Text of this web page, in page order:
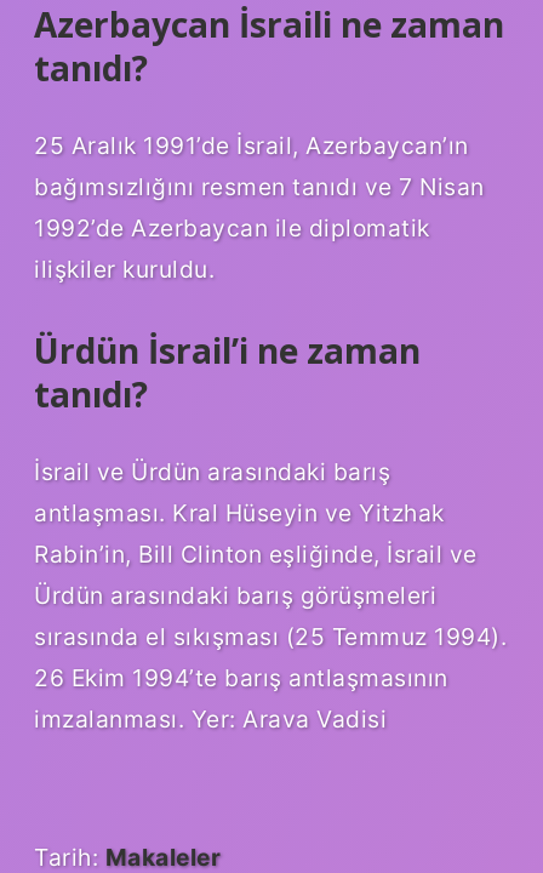
Azerbaycan İsraili ne zaman
tanıdı?
25 Aralık 1991’de İsrail, Azerbaycan’ın
bağımsızlığını resmen tanıdı ve 7 Nisan
1992’de Azerbaycan ile diplomatik
ilişkiler kuruldu.
Ürdün İsrail’i ne zaman
tanıdı?
İsrail ve Ürdün arasındaki barış
antlaşması. Kral Hüseyin ve Yitzhak
Rabin’in, Bill Clinton eşliğinde, İsrail ve
Ürdün arasındaki barış görüşmeleri
sırasında el sıkışması (25 Temmuz 1994).
26 Ekim 1994’te barış antlaşmasının
imzalanması. Yer: Arava Vadisi
Tarih: Makaleler